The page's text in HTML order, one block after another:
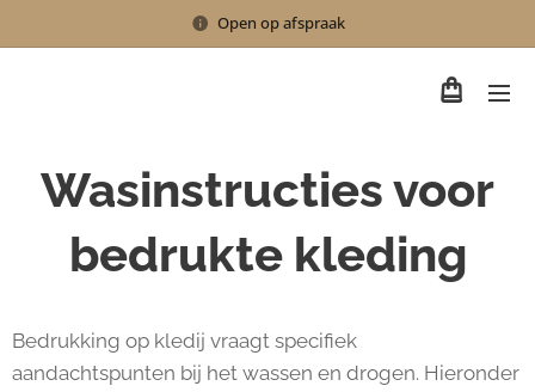
Open op afspraak
Wasinstructies voor
bedrukte kleding
Bedrukking op kledij vraagt specifiek
aandachtspunten bij het wassen en drogen. Hieronder